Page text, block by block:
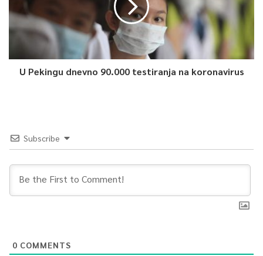
U Pekingu dnevno 90.000 testiranja na koronavirus
Subscribe
0 COMMENTS